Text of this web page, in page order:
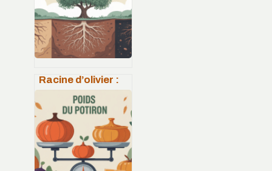
plantations
Racine d’olivier :
bienfaits,
utilisations et
précautions à
connaître